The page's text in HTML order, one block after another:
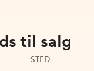
til salg
STED